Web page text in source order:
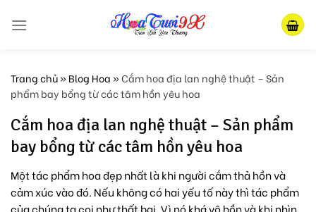
Trang chủ»Blog Hoa»Cắm hoa địa lan nghệ thuật – Sản
phẩm bay bổng từ các tâm hồn yêu hoa
Cắm hoa địa lan nghệ thuật – Sản phẩm
bay bổng từ các tâm hồn yêu hoa
Một tác phẩm hoa đẹp nhất là khi người cắm thả hồn và
cảm xúc vào đó. Nếu không có hai yếu tố này thì tác phẩm
của chúng ta coi như thất bại. Vì nó khá vô hồn và khi nhìn